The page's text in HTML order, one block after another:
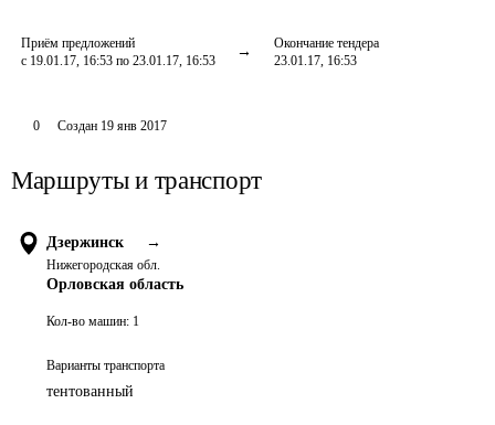
Приём предложений
с 19.01.17, 16:53 по 23.01.17, 16:53
Окончание тендера
23.01.17, 16:53
0 Создан 19 янв 2017
Маршруты и транспорт
Дзержинск →
Нижегородская обл.
Орловская область
Кол-во машин: 1
Варианты транспорта
тентованный